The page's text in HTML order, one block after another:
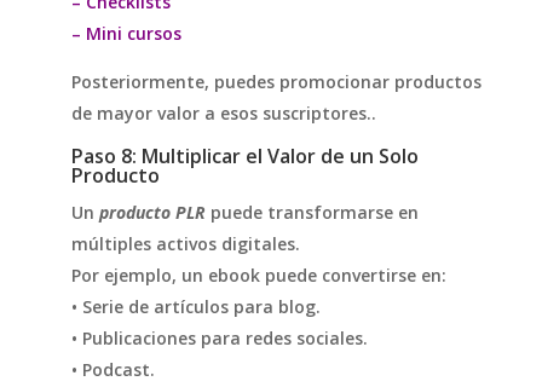
– Mini cursos
Posteriormente, puedes promocionar productos
de mayor valor a esos suscriptores..
Paso 8: Multiplicar el Valor de un Solo
Producto
Un producto PLR puede transformarse en
múltiples activos digitales.
Por ejemplo, un ebook puede convertirse en:
• Serie de artículos para blog.
• Publicaciones para redes sociales.
• Podcast.